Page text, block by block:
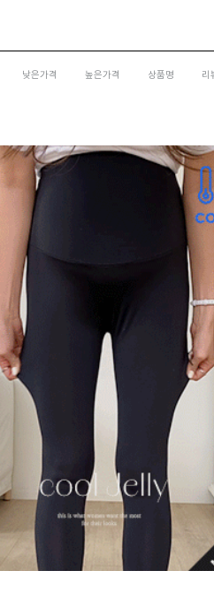
낮은가격 높은가격 상품명 리